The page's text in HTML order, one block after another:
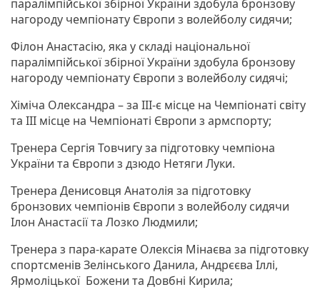
паралімпійської збірної України здобула бронзову
нагороду чемпіонату Європи з волейболу сидячи;
Філон Анастасію, яка у складі національної
паралімпійської збірної України здобула бронзову
нагороду чемпіонату Європи з волейболу сидячі;
Хіміча Олександра – за ІІІ-є місце на Чемпіонаті світу
та ІІІ місце на Чемпіонаті Європи з армспорту;
Тренера Сергія Товчигу за підготовку чемпіона
України та Європи з дзюдо Нетяги Луки.
Тренера Денисовця Анатолія за підготовку
бронзових чемпіонів Європи з волейболу сидячи
Ілон Анастасії та Лозко Людмили;
Тренера з пара-карате Олексія Мінаєва за підготовку
спортсменів Зелінського Данила, Андрєєва Іллі,
Ярмоліцької Божени та Довбні Кирила;